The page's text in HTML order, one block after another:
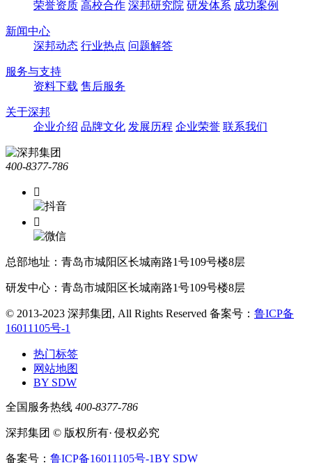
荣誉资质 高校合作 深邦研究院 研发体系 成功案例
新闻中心
深邦动态 行业热点 问题解答
服务与支持
资料下载 售后服务
关于深邦
企业介绍 品牌文化 发展历程 企业荣誉 联系我们
400-8377-786


总部地址：青岛市城阳区长城南路1号109号楼8层
研发中心：青岛市城阳区长城南路1号109号楼8层
© 2013-2023 深邦集团, All Rights Reserved 备案号： 鲁ICP备
16011105号-1
热门标签
网站地图
BY SDW
全国服务热线 400-8377-786
深邦集团 © 版权所有· 侵权必究
备案号： 鲁ICP备16011105号-1BY SDW